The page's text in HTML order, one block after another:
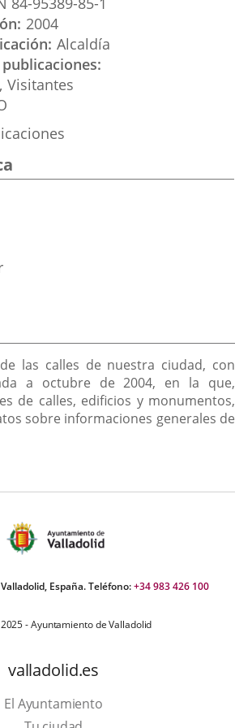
externa.
2004
Alcaldía
Visitantes
las calles de nuestra ciudad, con
a octubre de 2004, en la que,
de calles, edificios y monumentos,
sobre informaciones generales de
España. Teléfono:+34 983 426 100
- Ayuntamiento de Valladolid
valladolid.es
El Ayuntamiento